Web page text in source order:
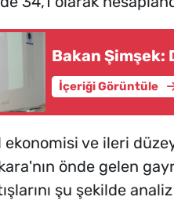
Bakan
İçeriği Görüntüle
ve ileri
önde gelen
şu şekilde